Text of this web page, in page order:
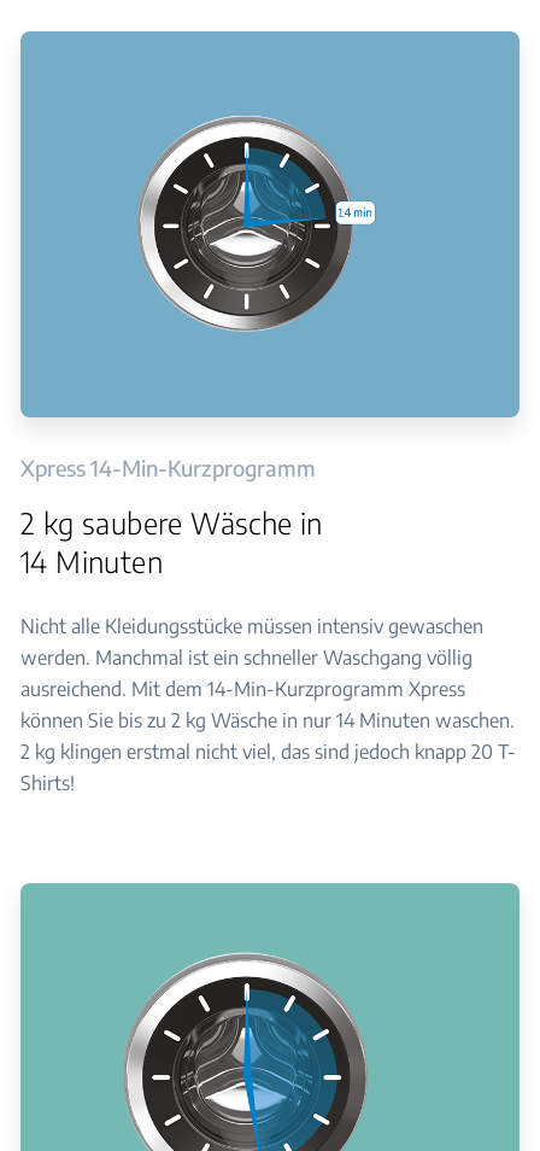
Xpress 14-Min-Kurzprogramm
2 kg saubere Wäsche in
14 Minuten
Nicht alle Kleidungsstücke müssen intensiv gewaschen
werden. Manchmal ist ein schneller Waschgang völlig
ausreichend. Mit dem 14-Min-Kurzprogramm Xpress
können Sie bis zu 2 kg Wäsche in nur 14 Minuten waschen.
2 kg klingen erstmal nicht viel, das sind jedoch knapp 20 T-
Shirts!